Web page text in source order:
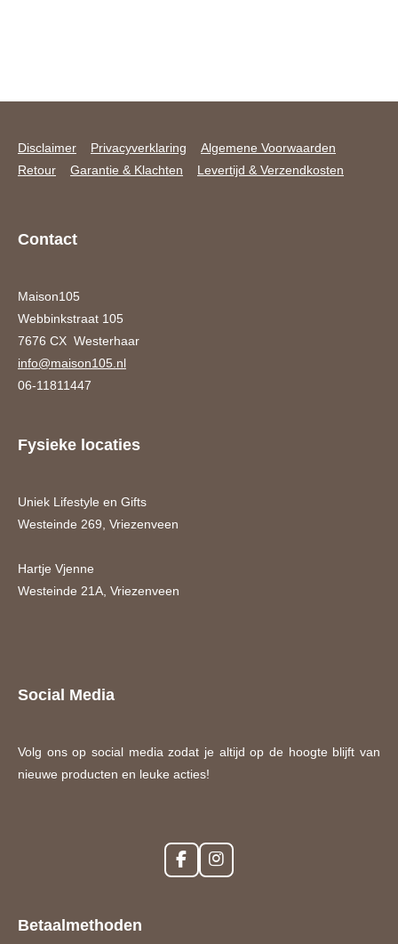
Disclaimer Privacyverklaring
Algemene Voorwaarden
Retour
Garantie & Klachten Levertijd & Verzendkosten
Contact
Maison105
Webbinkstraat 105
7676 CX Westerhaar
info@maison105.nl
06-11811447
Fysieke locaties
Uniek Lifestyle en Gifts
Westeinde 269, Vriezenveen
Hartje Vjenne
Westeinde 21A, Vriezenveen
Social Media
Volg ons op social media zodat je altijd op de hoogte blijft van
nieuwe producten en leuke acties!
F
a
I
n
Betaalmethoden